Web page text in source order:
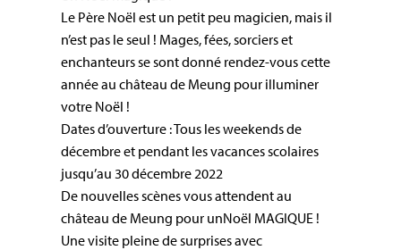
Le Père Noël est un petit peu magicien, mais il
n’est pas le seul ! Mages, fées, sorciers et
enchanteurs se sont donné rendez-vous cette
année au château de Meung pour illuminer
votre Noël !
Dates d’ouverture : Tous les weekends de
décembre et pendant les vacances scolaires
jusqu’au 30 décembre 2022
De nouvelles scènes vous attendent au
château de Meung pour unNoël MAGIQUE !
Une visite pleine de surprises avec